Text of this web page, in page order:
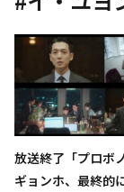
放送終了「プロボ
ギョンホ、最終的